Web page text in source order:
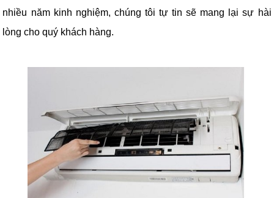
nhiều năm kinh nghiệm, chúng tôi tự tin sẽ mang lại sự hài
lòng cho quý khách hàng.